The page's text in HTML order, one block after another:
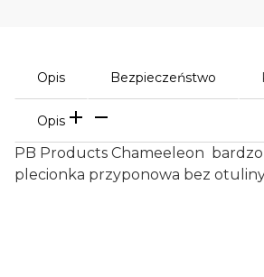
Opis Bezpieczeństwo
Opis
PB Products Chameeleon
plecionka przyponowa bez